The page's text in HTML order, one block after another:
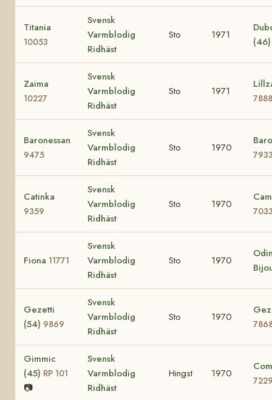
Titania
10053
Svensk
Varmblodig
Ridhäst
Sto 1971
Zaima
10227
Svensk
Varmblodig
Ridhäst
Sto 1971
7888
Baronessan
9475
Svensk
Varmblodig
Ridhäst
Sto 1970
Catinka
9359
Svensk
Varmblodig
Ridhäst
Sto 1970
Fiona 11771
Svensk
Varmblodig
Ridhäst
Sto 1970
Gezetti
(54) 9869
Svensk
Varmblodig
Ridhäst
Sto 1970
Gimmic
(45) RP 101
📷
Svensk
Varmblodig
Ridhäst
Hingst 1970